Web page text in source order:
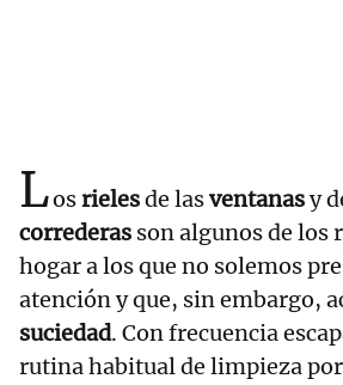
Losrielesde lasventanasy
correderas son algunos de los
hogar a los que no solemos
atención y que, sin embargo,
suciedad. Con frecuencia
rutina habitual de limpieza